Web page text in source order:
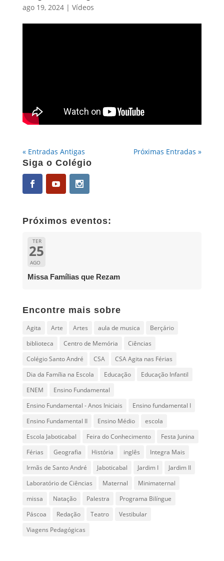
ago 19, 2024| Vídeos
« Entradas Antigas Próximas Entradas »
Siga o Colégio
Próximos eventos:
TER
25
AGO
Missa Famílias que Rezam
Encontre mais sobre
Agita Arte Artes aula de musica
Berçário
biblioteca
Centro de Memória
Ciências
Colégio Santo André
CSA
CSA Agita nas Férias
Dia da Família na Escola
Educação
Educação Infantil
ENEM
Ensino Fundamental
Ensino Fundamental - Anos Iniciais
Ensino fundamental I
Ensino Fundamental II
Ensino Médio
escola
Escola Jaboticabal
Feira do Conhecimento
Festa Junina
Férias
Geografia História inglês
Integra Mais
Irmãs de Santo André
Jaboticabal Jardim I
Jardim II
Laboratório de Ciências
Maternal
Minimaternal
missa
Natação Palestra
Programa Bilíngue
Páscoa
Redação Teatro
Vestibular
Viagens Pedagógicas